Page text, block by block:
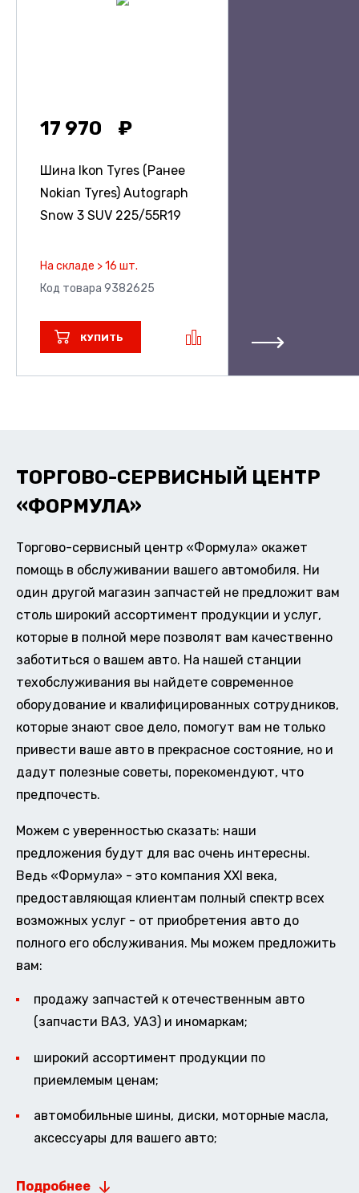
17 970
Шина Ikon Tyres (Ранее
Nokian Tyres) Autograph
Snow 3 SUV 225/55R19
На складе > 16 шт.
Код товара 9382625
КУПИТЬ
ТОРГОВО-СЕРВИСНЫЙ ЦЕНТР
«ФОРМУЛА»
Торгово-сервисный центр «Формула» окажет
помощь в обслуживании вашего автомобиля. Ни
один другой магазин запчастей не предложит вам
столь широкий ассортимент продукции и услуг,
которые в полной мере позволят вам качественно
заботиться о вашем авто. На нашей станции
техобслуживания вы найдете современное
оборудование и квалифицированных сотрудников,
которые знают свое дело, помогут вам не только
привести ваше авто в прекрасное состояние, но и
дадут полезные советы, порекомендуют, что
предпочесть.
Можем с уверенностью сказать: наши
предложения будут для вас очень интересны.
Ведь «Формула» - это компания XXI века,
предоставляющая клиентам полный спектр всех
возможных услуг - от приобретения авто до
полного его обслуживания. Мы можем предложить
вам:
продажу запчастей к отечественным авто
(запчасти ВАЗ, УАЗ) и иномаркам;
широкий ассортимент продукции по
приемлемым ценам;
автомобильные шины, диски, моторные масла,
аксессуары для вашего авто;
Подробнее